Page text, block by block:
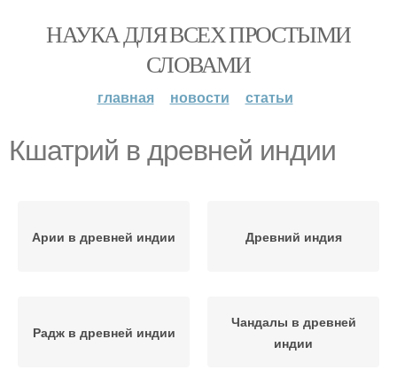
НАУКА ДЛЯ ВСЕХ ПРОСТЫМИ
СЛОВАМИ
главная новости статьи
Кшатрий в древней индии
Арии в древней индии Древний индия
Радж в древней индии
Чандалы в древней
индии